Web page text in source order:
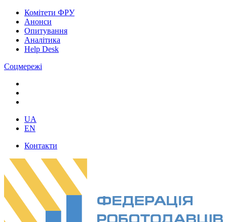
Комітети ФРУ
Анонси
Опитування
Аналітика
Help Desk
Соцмережі
UA
EN
Контакти